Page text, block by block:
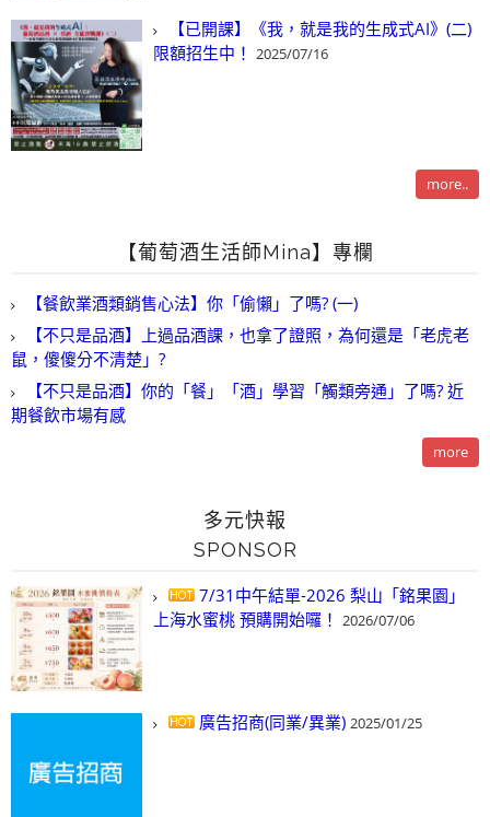
【已開課】《我，就是我的生成式AI》(二)
限額招生中！ 2025/07/16
more..
【葡萄酒生活師Mina】專欄
【餐飲業酒類銷售心法】你「偷懶」了嗎? (一)
【不只是品酒】上過品酒課，也拿了證照，為何還是「老虎老
鼠，傻傻分不清楚」?
【不只是品酒】你的「餐」「酒」學習「觸類旁通」了嗎? 近
期餐飲市場有感
more
多元快報
SPONSOR
7/31中午結單-2026 梨山「銘果園」
上海水蜜桃 預購開始囉！ 2026/07/06
廣告招商(同業/異業) 2025/01/25